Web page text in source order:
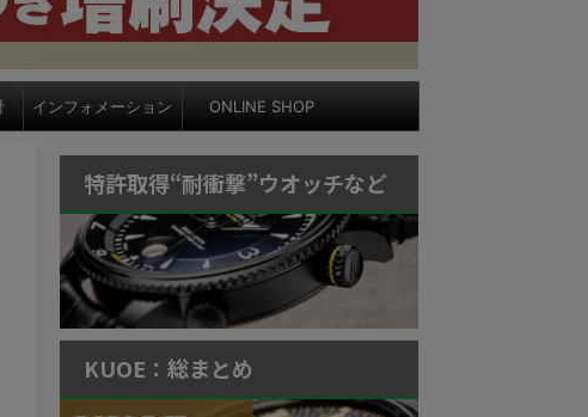
インフォメーション ONLINE SHOP
特許取得“耐衝撃”ウオッチなど
KUOE：総まとめ